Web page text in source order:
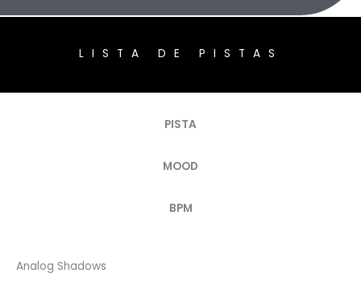
LISTA DE PISTAS
PISTA
MOOD
BPM
Analog Shadows